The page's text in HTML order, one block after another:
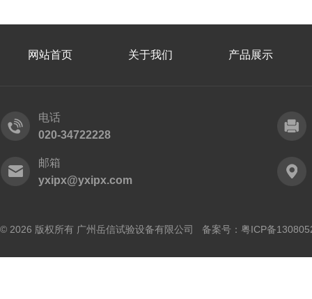
网站首页 关于我们 产品展示
电话
020-34722228
邮箱
yxipx@yxipx.com
© 2026 版权所有 广州岳信试验设备有限公司 备案号： 粤ICP备